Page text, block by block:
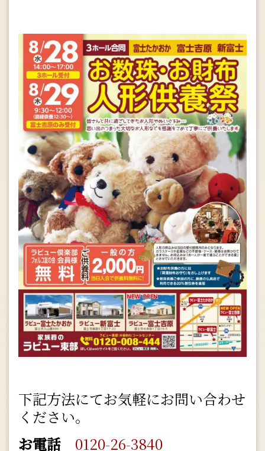
下記方法にてお気軽にお問い合わせ
ください。
お電話
0120-26-3840